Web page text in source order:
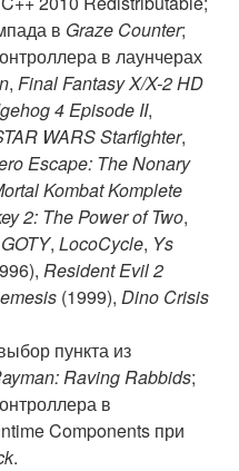
в Graze Counter;
в лаунчерах
, Final Fantasy X/X-2 HD
4 Episode II,
WARS Starfighter,
Escape: The Nonary
Kombat Komplete
2: The Power of Two,
, LocoCycle, Ys
Resident Evil 2
(1999), Dino Crisis
пункта из
Raving Rabbids;
в
Components при
.